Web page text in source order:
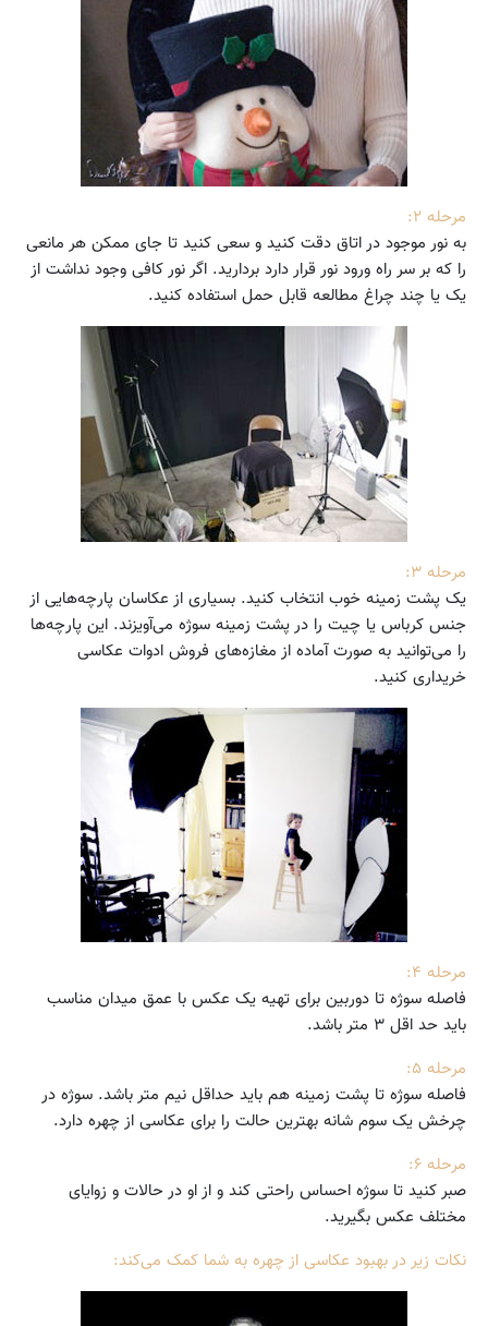
مرحله ۲:
به نور موجود در اتاق دقت کنید و سعی کنید تا جای ممکن هر مانعی
را که بر سر راه ورود نور قرار دارد بردارید. اگر نور کافی وجود نداشت از
یک یا چند چراغ مطالعه قابل حمل استفاده کنید.
مرحله ۳:
یک پشت زمینه خوب انتخاب کنید. بسیاری از عکاسان پارچه‌هایی از
جنس کرباس یا چیت را در پشت زمینه سوژه می‌آویزند. این پارچه‌ها
را می‌توانید به صورت آماده از مغازه‌های فروش ادوات عکاسی
خریداری کنید.
مرحله ۴:
فاصله سوژه تا دوربین برای تهیه یک عکس با عمق میدان مناسب
باید حد اقل ۳ متر باشد.
مرحله ۵:
فاصله سوژه تا پشت زمینه هم باید حداقل نیم متر باشد. سوژه در
چرخش یک سوم شانه بهترین حالت را برای عکاسی از چهره دارد.
مرحله ۶:
صبر کنید تا سوژه احساس راحتی کند و از او در حالات و زوایای
مختلف عکس بگیرید.
نکات زیر در بهبود عکاسی از چهره به شما کمک می‌کند: